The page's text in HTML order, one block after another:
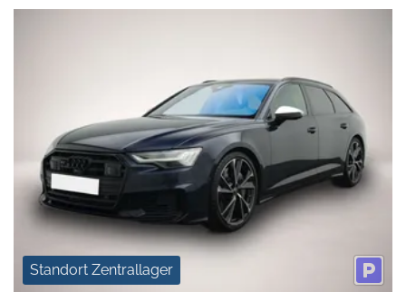
Standort Zentrallager